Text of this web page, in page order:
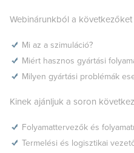
Webinárunkból a
Mi az a szimuláció?
Miért hasznos gyártási
Milyen gyártási problémák
Kinek ajánljuk a soron
Folyamattervezők és
Termelési és logisztikai